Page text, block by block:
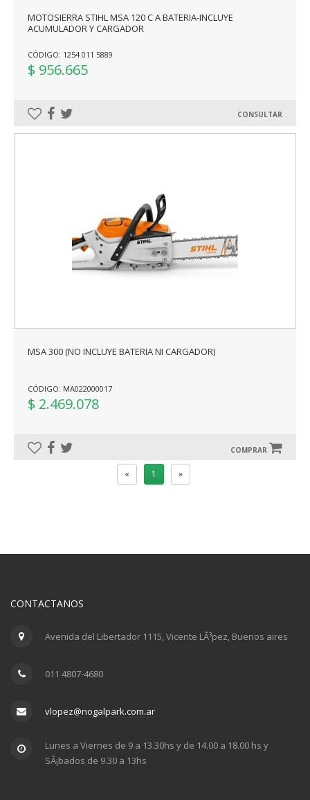
MOTOSIERRA STIHL MSA 120 C A BATERIA-INCLUYE
ACUMULADOR Y CARGADOR
CÓDIGO: 1254 011 5889
$ 956.665
CONSULTAR
MSA 300 (NO INCLUYE BATERIA NI CARGADOR)
CÓDIGO: MA022000017
$ 2.469.078
COMPRAR
« 1 »
CONTACTANOS
Avenida del Libertador 1115, Vicente LÃ³pez, Buenos aires
011 4807-4680
vlopez@nogalpark.com.ar
Lunes a Viernes de 9 a 13.30hs y de 14.00 a 18.00 hs y
SÃ¡bados de 9.30 a 13hs